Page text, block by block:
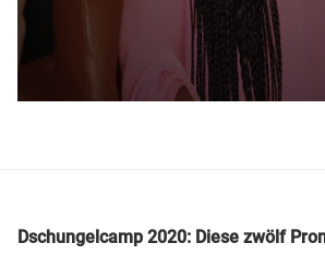
Dschungelcamp 2020: Diese zwölf